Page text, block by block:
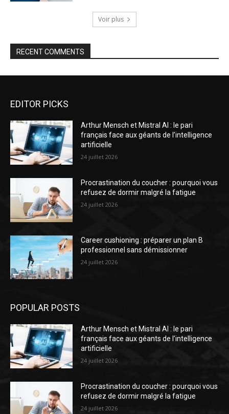
Voir plus
RECENT COMMENTS
EDITOR PICKS
Arthur Mensch et Mistral AI : le pari
français face aux géants de l’intelligence
artificielle
24 juillet 2026
Procrastination du coucher : pourquoi vous
refusez de dormir malgré la fatigue
24 juillet 2026
Career cushioning : préparer un plan B
professionnel sans démissionner
24 juillet 2026
POPULAR POSTS
Arthur Mensch et Mistral AI : le pari
français face aux géants de l’intelligence
artificielle
24 juillet 2026
Procrastination du coucher : pourquoi vous
refusez de dormir malgré la fatigue
24 juillet 2026